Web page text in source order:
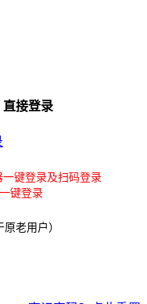
直接登录
键登录及扫码登录
键登录
老用户）